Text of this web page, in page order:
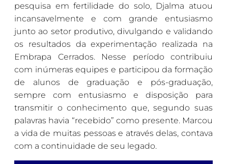
pesquisa em fertilidade do solo, Djalma atuou
incansavelmente e com grande entusiasmo
junto ao setor produtivo, divulgando e validando
os resultados da experimentação realizada na
Embrapa Cerrados. Nesse período contribuiu
com inúmeras equipes e participou da formação
de alunos de graduação e pós-graduação,
sempre com entusiasmo e disposição para
transmitir o conhecimento que, segundo suas
palavras havia “recebido” como presente. Marcou
a vida de muitas pessoas e através delas, contava
com a continuidade de seu legado.